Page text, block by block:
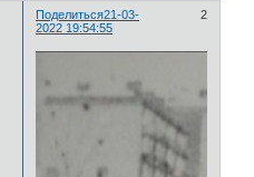
Поделиться 2
21-03-
2022 19:54:55